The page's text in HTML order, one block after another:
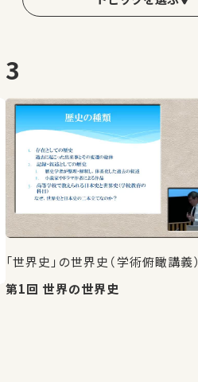
3
「世界史」の世界史（学術俯瞰講義）
第1回 世界の世界史